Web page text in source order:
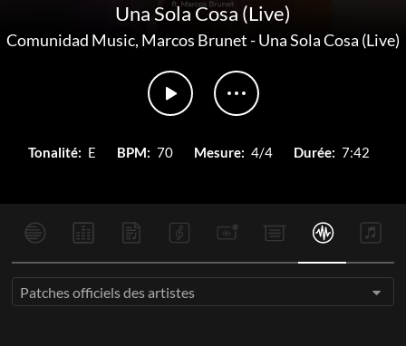
Una Sola Cosa (Live)
Comunidad Music, Marcos Brunet-Una Sola Cosa (Live)
Tonalité: E BPM: 70 Mesure: 4/4 Durée: 7:42
Patches officiels des artistes